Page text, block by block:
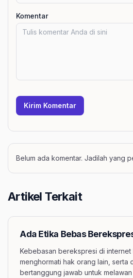
Komentar
Kirim Komentar
Belum ada komentar. Jadilah yang
Artikel Terkait
Ada Etika Bebas
Kebebasan berekspresi di internet
menghormati hak orang lain, serta
bertanggung jawab untuk